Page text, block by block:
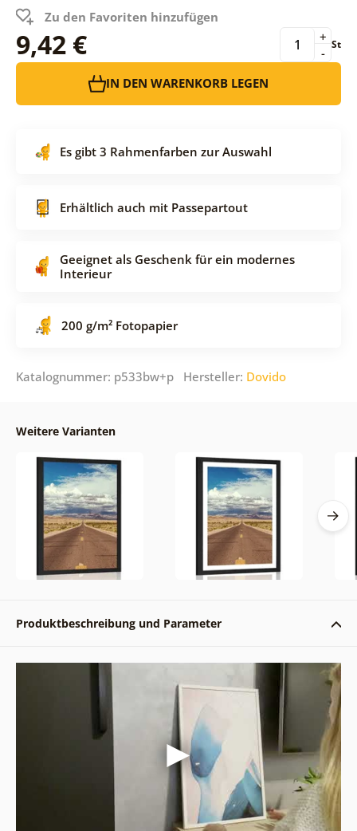
Zu den Favoriten hinzufügen
9,42 € -
+ St
IN DEN WARENKORB LEGEN
Es gibt 3 Rahmenfarben zur Auswahl
Erhältlich auch mit Passepartout
Geeignet als Geschenk für ein modernes
Interieur
200 g/m² Fotopapier
Katalognummer: p533bw+p Hersteller: Dovido
Weitere Varianten
Produktbeschreibung und Parameter